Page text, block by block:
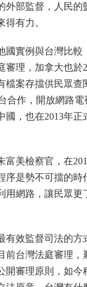
外部監督，人民的
得有力。
國實例與台灣比較
審理，加拿大也於
檔案存擋供民眾查
合作，開放網路
國，也在2013年正
富美檢察官，在
序是勢不可擋的時
用網路，讓民眾更
有效監督司法的方
前台灣法庭審理，
開審理原則，如今